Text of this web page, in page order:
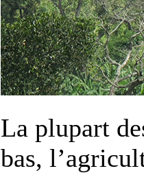
La plupart
bas,